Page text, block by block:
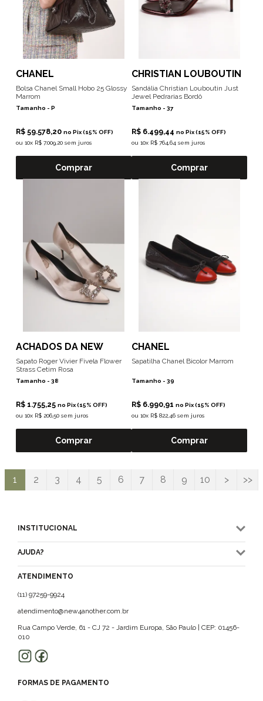
CHANEL
Bolsa Chanel Small Hobo 25 Glossy
Marrom
Tamanho - P
R$ 59.578,20 no Pix (15% OFF)
ou 10x R$ 7.009,20 sem juros
Comprar
CHRISTIAN LOUBOUTIN
Sandália Christian Louboutin Just
Jewel Pedrarias Bordô
Tamanho - 37
R$ 6.499,44 no Pix (15% OFF)
ou 10x R$ 764,64 sem juros
Comprar
ACHADOS DA NEW
Sapato Roger Vivier Fivela Flower
Strass Cetim Rosa
Tamanho - 38
R$ 1.755,25 no Pix (15% OFF)
ou 10x R$ 206,50 sem juros
Comprar
CHANEL
Sapatilha Chanel Bicolor Marrom
Tamanho - 39
R$ 6.990,91 no Pix (15% OFF)
ou 10x R$ 822,46 sem juros
Comprar
1 2 3 4 5 6 7 8 9 10 > >>
INSTITUCIONAL
AJUDA?
ATENDIMENTO
(11) 97259-9924
atendimento@new4another.com.br
Rua Campo Verde, 61 - CJ 72 - Jardim Europa, São Paulo | CEP: 01456-
010
FORMAS DE PAGAMENTO